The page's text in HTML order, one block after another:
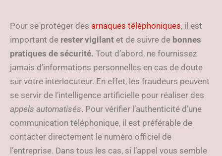
Pour se protéger des arnaques téléphoniques, il est
important de rester vigilant et de suivre de bonnes
pratiques de sécurité. Tout d’abord, ne fournissez
jamais d’informations personnelles en cas de doute
sur votre interlocuteur. En effet, les fraudeurs peuvent
se servir de l’intelligence artificielle pour réaliser des
appels automatisés. Pour vérifier l’authenticité d’une
communication téléphonique, il est préférable de
contacter directement le numéro officiel de
l’entreprise. Dans tous les cas, si l’appel vous semble